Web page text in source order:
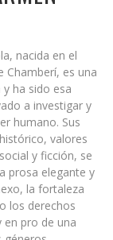
nacida en el
Chamberí, es una
ha sido esa
a investigar y
humano. Sus
valores
y ficción, se
prosa elegante y
la fortaleza
los derechos
en pro de una